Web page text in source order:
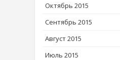
Октябрь 2015
Сентябрь 2015
Август 2015
Июль 2015